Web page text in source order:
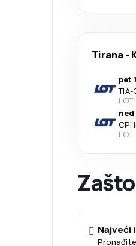
Tirana-
pet
TIA-
LOT
ned
CPH
LOT
Najveći